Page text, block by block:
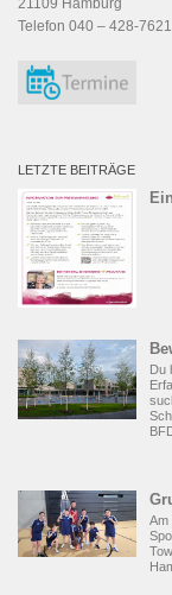
21109 Hamburg
Telefon 040 – 428-
LETZTE BEITRÄGE
Du
Am